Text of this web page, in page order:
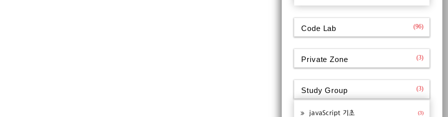
Code Lab (96)
Private Zone (3)
Study Group (3)
javaScript 기초 (3)